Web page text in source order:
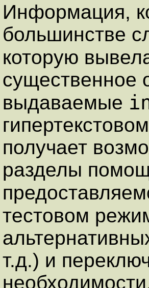
Информация,
большинстве
которую
существенное
выдаваемые
получает
разделы
тестовом
т.д.) и